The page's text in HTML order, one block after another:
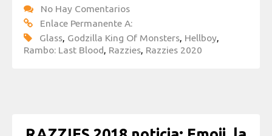
No Hay Comentarios
Enlace Permanente A:
Glass, Godzilla King Of Monsters, Hellboy,
Rambo: Last Blood, Razzies, Razzies 2020